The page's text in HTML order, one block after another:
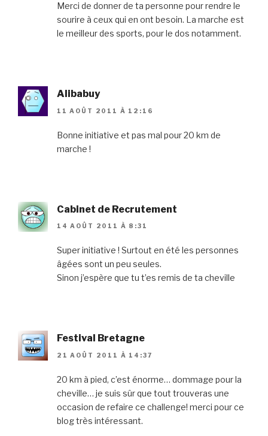
Merci de donner de ta personne pour rendre le
sourire à ceux qui en ont besoin. La marche est
le meilleur des sports, pour le dos notamment.
Alibabuy
11 AOÛT 2011 À 12:16
Bonne initiative et pas mal pour 20 km de
marche !
Cabinet de Recrutement
14 AOÛT 2011 À 8:31
Super initiative ! Surtout en été les personnes
âgées sont un peu seules.
Sinon j’espère que tu t’es remis de ta cheville
Festival Bretagne
21 AOÛT 2011 À 14:37
20 km à pied, c’est énorme… dommage pour la
cheville… je suis sûr que tout trouveras une
occasion de refaire ce challenge! merci pour ce
blog très intéressant.